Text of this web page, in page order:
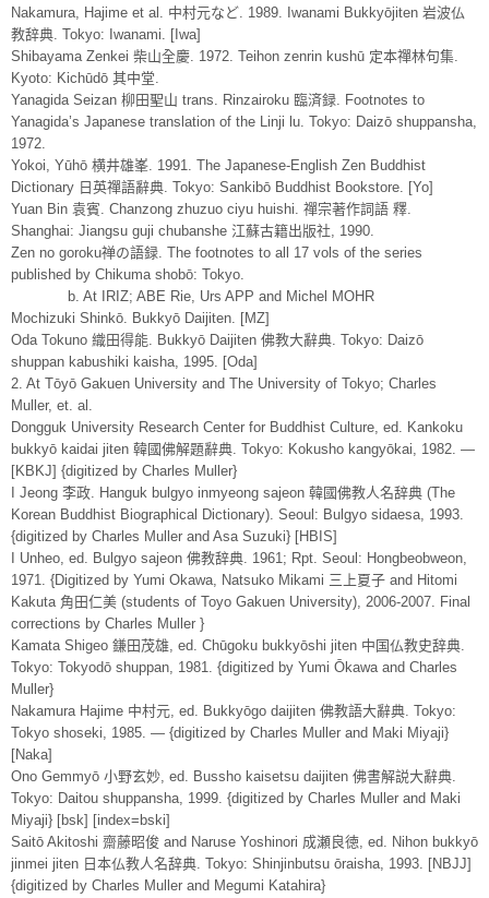
Nakamura, Hajime et al. 中村元など. 1989. Iwanami Bukkyōjiten 岩波仏
教辞典. Tokyo: Iwanami. [Iwa]
Shibayama Zenkei 柴山全慶. 1972. Teihon zenrin kushū 定本禪林句集.
Kyoto: Kichūdō 其中堂.
Yanagida Seizan 柳田聖山 trans. Rinzairoku 臨済録. Footnotes to
Yanagida’s Japanese translation of the Linji lu. Tokyo: Daizō shuppansha,
1972.
Yokoi, Yūhō 横井雄峯. 1991. The Japanese-English Zen Buddhist
Dictionary 日英禪語辭典. Tokyo: Sankibō Buddhist Bookstore. [Yo]
Yuan Bin 袁賓. Chanzong zhuzuo ciyu huishi. 禪宗著作詞語 釋.
Shanghai: Jiangsu guji chubanshe 江蘇古籍出版社, 1990.
Zen no goroku禅の語録. The footnotes to all 17 vols of the series
published by Chikuma shobō: Tokyo.
b. At IRIZ; ABE Rie, Urs APP and Michel MOHR
Mochizuki Shinkō. Bukkyō Daijiten. [MZ]
Oda Tokuno 織田得能. Bukkyō Daijiten 佛教大辭典. Tokyo: Daizō
shuppan kabushiki kaisha, 1995. [Oda]
2. At Tōyō Gakuen University and The University of Tokyo; Charles
Muller, et. al.
Dongguk University Research Center for Buddhist Culture, ed. Kankoku
bukkyō kaidai jiten 韓國佛解題辭典. Tokyo: Kokusho kangyōkai, 1982. —
[KBKJ] {digitized by Charles Muller}
I Jeong 李政. Hanguk bulgyo inmyeong sajeon 韓國佛教人名辞典 (The
Korean Buddhist Biographical Dictionary). Seoul: Bulgyo sidaesa, 1993.
{digitized by Charles Muller and Asa Suzuki} [HBIS]
I Unheo, ed. Bulgyo sajeon 佛教辞典. 1961; Rpt. Seoul: Hongbeobweon,
1971. {Digitized by Yumi Okawa, Natsuko Mikami 三上夏子 and Hitomi
Kakuta 角田仁美 (students of Toyo Gakuen University), 2006-2007. Final
corrections by Charles Muller }
Kamata Shigeo 鎌田茂雄, ed. Chūgoku bukkyōshi jiten 中国仏教史辞典.
Tokyo: Tokyodō shuppan, 1981. {digitized by Yumi Ōkawa and Charles
Muller}
Nakamura Hajime 中村元, ed. Bukkyōgo daijiten 佛教語大辭典. Tokyo:
Tokyo shoseki, 1985. — {digitized by Charles Muller and Maki Miyaji}
[Naka]
Ono Gemmyō 小野玄妙, ed. Bussho kaisetsu daijiten 佛書解説大辭典.
Tokyo: Daitou shuppansha, 1999. {digitized by Charles Muller and Maki
Miyaji} [bsk] [index=bski]
Saitō Akitoshi 齋藤昭俊 and Naruse Yoshinori 成瀬良徳, ed. Nihon bukkyō
jinmei jiten 日本仏教人名辞典. Tokyo: Shinjinbutsu ōraisha, 1993. [NBJJ]
{digitized by Charles Muller and Megumi Katahira}